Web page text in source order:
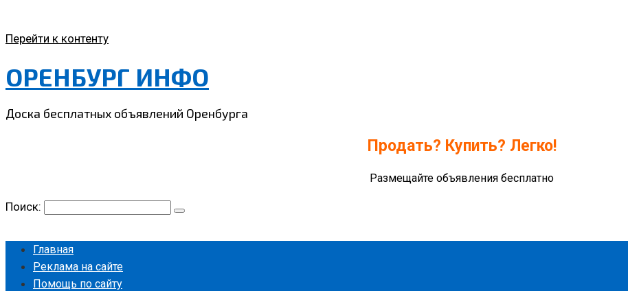
Перейти к контенту
ОРЕНБУРГ ИНФО
Доска бесплатных объявлений Оренбурга
Продать? Купить? Легко!
Размещайте объявления бесплатно
Поиск:
Главная
Реклама на сайте
Помощь по сайту